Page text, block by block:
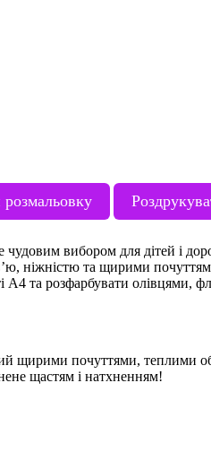
розмальовку
вибором для дітей і
ніжністю та щирими
та розфарбувати олівцями,
щирими почуттями,
щастям і натхненням!